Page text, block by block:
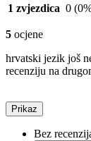
1 zvjezdica 0
5 ocjene
hrvatski jezik još
recenziju na
Prikaz
Bez